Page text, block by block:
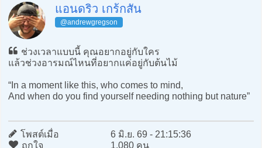
แอนดริว เกร้กสัน
@andrewgregson
ช่วงเวลาแบบนี้ คุณอยากอยู่กับใคร
แล้วช่วงอารมณ์ไหนที่อยากแค่อยู่กับต้นไม้
“In a moment like this, who comes to mind,
And when do you find yourself needing nothing but nature”
โพสต์เมื่อ
6 มิ.ย. 69 - 21:15:36
ถูกใจ
1,080 คน